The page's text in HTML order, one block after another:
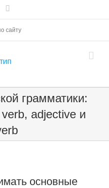
сайту
грамматики:
adjective и
основные